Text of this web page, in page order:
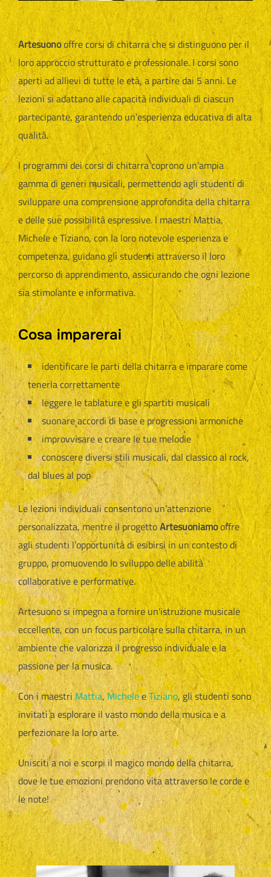
Artesuonooffre corsi di chitarra che si distinguono per il
loro approccio strutturato e professionale. I corsi sono
aperti ad allievi di tutte le età, a partire dai 5 anni. Le
lezioni si adattano alle capacità individuali di ciascun
partecipante, garantendo un’esperienza educativa di alta
qualità.
I programmi dei corsi di chitarra coprono un’ampia
gamma di generi musicali, permettendo agli studenti di
sviluppare una comprensione approfondita della chitarra
e delle sue possibilità espressive. I maestri Mattia,
Michele e Tiziano, con la loro notevole esperienza e
competenza, guidano gli studenti attraverso il loro
percorso di apprendimento, assicurando che ogni lezione
sia stimolante e informativa.
Cosa imparerai
identificare le parti della chitarra e imparare come
tenerla correttamente
leggere le tablature e gli spartiti musicali
suonare accordi di base e progressioni armoniche
improvvisare e creare le tue melodie
conoscere diversi stili musicali, dal classico al rock,
dal blues al pop
Le lezioni individuali consentono un’attenzione
personalizzata, mentre il progettoArtesuoniamooffre
agli studenti l’opportunità di esibirsi in un contesto di
gruppo, promuovendo lo sviluppo delle abilità
collaborative e performative.
Artesuono si impegna a fornire un’istruzione musicale
eccellente, con un focus particolare sulla chitarra, in un
ambiente che valorizza il progresso individuale e la
passione per la musica.
Con i maestriMattia,MicheleeTiziano, gli studenti sono
invitati a esplorare il vasto mondo della musica e a
perfezionare la loro arte.
Unisciti a noi e scorpi il magico mondo della chitarra,
dove le tue emozioni prendono vita attraverso le corde e
le note!